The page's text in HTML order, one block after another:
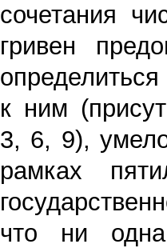
сочетания
гривен
к ним
3, 6, 9),
рамках
что ни